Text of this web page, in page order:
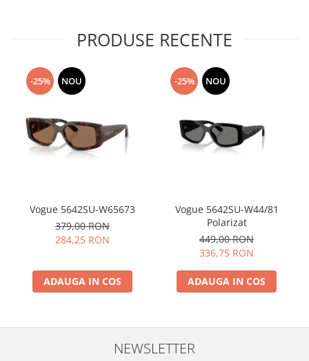
PRODUSE RECENTE
-25% NOU
Vogue 5642SU-W65673
379,00 RON
284,25 RON
ADAUGA IN COS
-25% NOU
Vogue 5642SU-W44/81
Polarizat
449,00 RON
336,75 RON
ADAUGA IN COS
NEWSLETTER